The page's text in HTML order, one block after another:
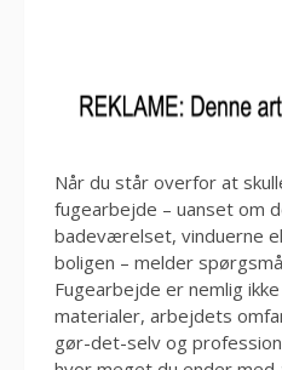
Når du står overfor at
fugearbejde – uanset om
badeværelset, vinduerne
boligen – melder
Fugearbejde er nemlig
materialer, arbejdets
gør-det-selv og